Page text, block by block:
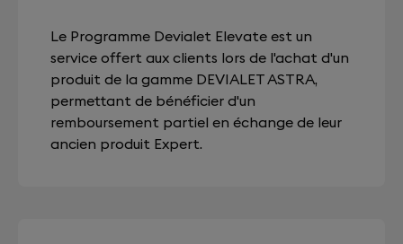
Le Programme Devialet Elevate est un
service offert aux clients lors de l'achat d'un
produit de la gamme DEVIALET ASTRA,
permettant de bénéficier d'un
remboursement partiel en échange de leur
ancien produit Expert.